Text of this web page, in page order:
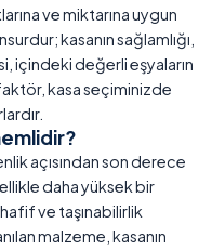
ve miktarına uygun
kasanın sağlamlığı,
içindeki değerli eşyaların
kasa seçiminizde
açısından son derece
daha yüksek bir
ve taşınabilirlik
malzeme, kasanın